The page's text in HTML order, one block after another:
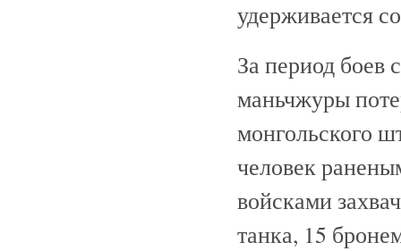
удерживается
За период боев
маньчжуры
монгольского
человек
войсками
танка, 15